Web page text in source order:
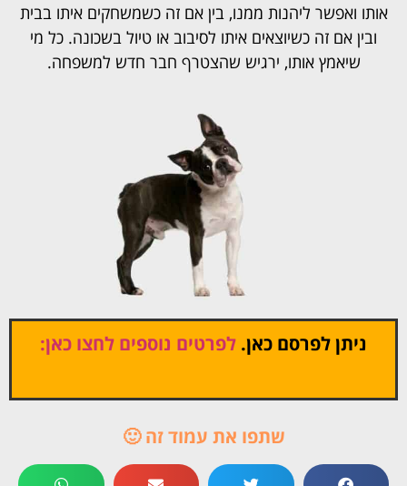
אותו ואפשר ליהנות ממנו, בין אם זה כשמשחקים איתו בבית
ובין אם זה כשיוצאים איתו לסיבוב או טיול בשכונה. כל מי
שיאמץ אותו, ירגיש שהצטרף חבר חדש למשפחה.
ניתן לפרסם כאן. לפרטים נוספים לחצו כאן:
שתפו את עמוד זה 🙂